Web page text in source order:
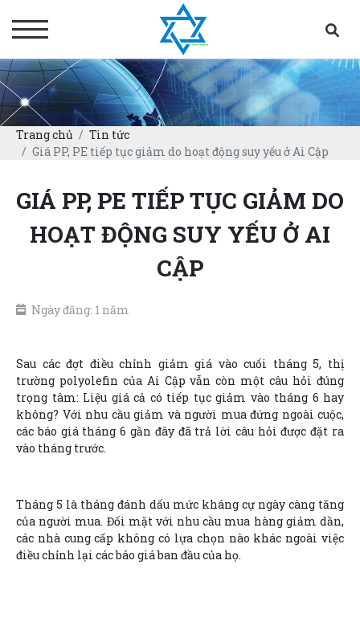
Trang chủ
Tin tức
Giá PP, PE tiếp tục giảm do hoạt động suy yếu ở Ai Cập
GIÁ PP, PE TIẾP TỤC GIẢM DO
HOẠT ĐỘNG SUY YẾU Ở AI
CẬP
Ngày đăng: 1 năm
Sau các đợt điều chỉnh giảm giá vào cuối tháng 5, thị
trường polyolefin của Ai Cập vẫn còn một câu hỏi đúng
trọng tâm: Liệu giá cả có tiếp tục giảm vào tháng 6 hay
không? Với nhu cầu giảm và người mua đứng ngoài cuộc,
các báo giá tháng 6 gần đây đã trả lời câu hỏi được đặt ra
vào tháng trước.
Tháng 5 là tháng đánh dấu mức kháng cự ngày càng tăng
của người mua. Đối mặt với nhu cầu mua hàng giảm dần,
các nhà cung cấp không có lựa chọn nào khác ngoài việc
điều chỉnh lại các báo giá ban đầu của họ.